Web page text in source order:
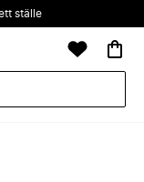
ställe